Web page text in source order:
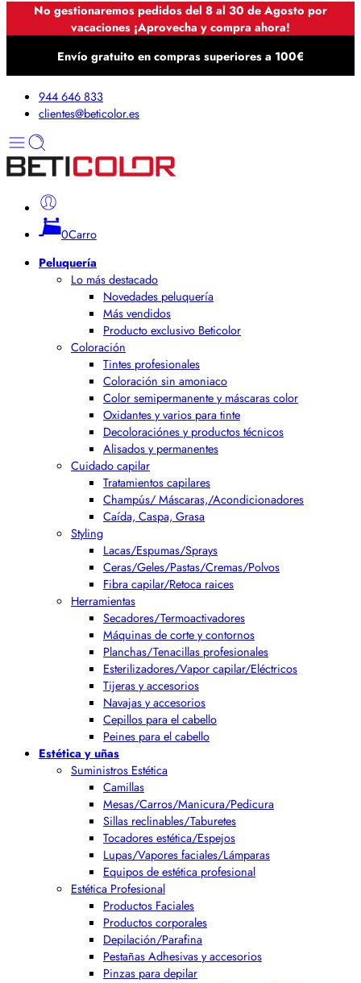
No gestionaremos pedidos del 8 al 30 de Agosto por
vacaciones ¡Aprovecha y compra ahora!
Envío gratuito en compras superiores a 100€
944 646 833
clientes@beticolor.es
0Carro
Peluquería
Lo más destacado
Novedades peluquería
Más vendidos
Producto exclusivo Beticolor
Coloración
Tintes profesionales
Coloración sin amoniaco
Color semipermanente y máscaras color
Oxidantes y varios para tinte
Decoloraciónes y productos técnicos
Alisados y permanentes
Cuidado capilar
Tratamientos capilares
Champús/ Máscaras,/Acondicionadores
Caída, Caspa, Grasa
Styling
Lacas/Espumas/Sprays
Ceras/Geles/Pastas/Cremas/Polvos
Fibra capilar/Retoca raices
Herramientas
Secadores/Termoactivadores
Máquinas de corte y contornos
Planchas/Tenacillas profesionales
Esterilizadores/Vapor capilar/Eléctricos
Tijeras y accesorios
Navajas y accesorios
Cepillos para el cabello
Peines para el cabello
Estética y uñas
Suministros Estética
Camillas
Mesas/Carros/Manicura/Pedicura
Sillas reclinables/Taburetes
Tocadores estética/Espejos
Lupas/Vapores faciales/Lámparas
Equipos de estética profesional
Estética Profesional
Productos Faciales
Productos corporales
Depilación/Parafina
Pestañas Adhesivas y accesorios
Pinzas para depilar